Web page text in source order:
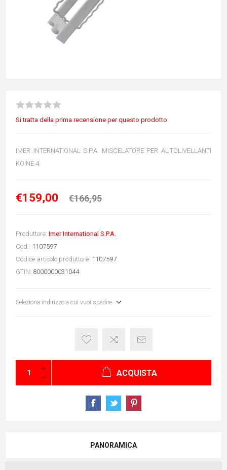
Si tratta della prima recensione per questo prodotto
IMER INTERNATIONAL S.P.A. MISCELATORE PER AUTOLIVELLANTI
KOINE 4
€159,00 €166,95
Produttore: Imer International S.P.A.
Cod.: 1107597
Codice articolo produttore: 1107597
GTIN: 8000000031044
Seleziona indirizzo a cui vuoi spedire
ACQUISTA
PANORAMICA